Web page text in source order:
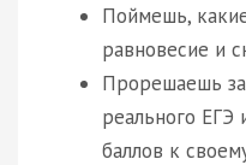
Поймешь,
равновесие и
Прорешаешь
реального
баллов к